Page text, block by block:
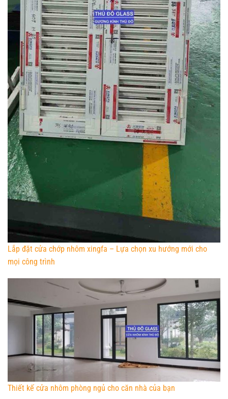
Lắp đặt cửa chớp nhôm xingfa – Lựa chọn xu hướng mới cho
mọi công trình
Thiết kế cửa nhôm phòng ngủ cho căn nhà của bạn